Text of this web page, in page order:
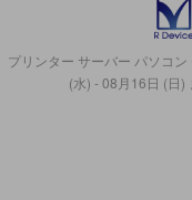
プリンター サーバー パソコ
(水) - 08月16日 (日)